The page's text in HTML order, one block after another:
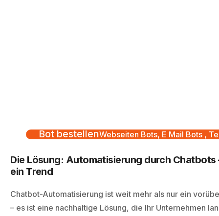
Bot bestellenWebseiten Bots, E Mail Bots ,
Die Lösung: Automatisierung durch Chatbots
ein Trend
Chatbot-Automatisierung ist weit mehr als nur ein
– es ist eine nachhaltige Lösung, die Ihr Unternehmen